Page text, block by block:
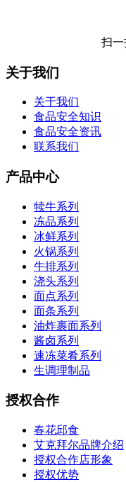
扫
关于我们
关于我们
食品安全知识
食品安全资讯
联系我们
产品中心
犊牛系列
冻品系列
冰鲜系列
火锅系列
牛排系列
浇头系列
面点系列
面条系列
油炸裹面系列
酱卤系列
速冻菜肴系列
生调理制品
授权合作
春花邱食
艾克拜尔品牌介绍
授权合作店形象
授权优势